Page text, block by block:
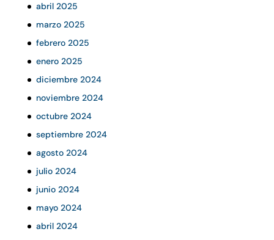
abril 2025
marzo 2025
febrero 2025
enero 2025
diciembre 2024
noviembre 2024
octubre 2024
septiembre 2024
agosto 2024
julio 2024
junio 2024
mayo 2024
abril 2024